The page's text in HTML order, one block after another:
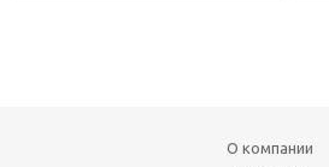
О компании